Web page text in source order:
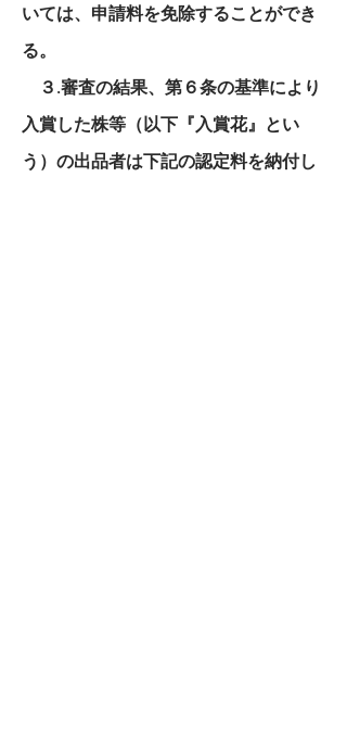
いては、申請料を免除することができ
る。
３.審査の結果、第６条の基準により
入賞した株等（以下『入賞花』とい
う）の出品者は下記の認定料を納付し